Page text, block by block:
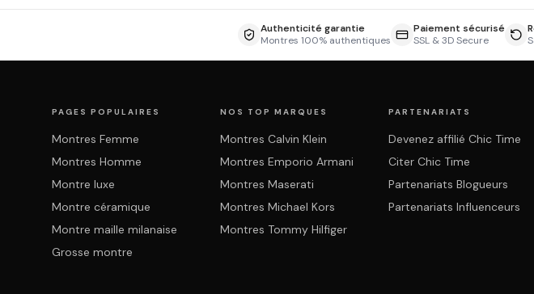
Authenticité garantie
Montres 100% authentiques
Paiement sécurisé
SSL & 3D Secure
PAGES POPULAIRES
Montres Femme
Montres Homme
Montre luxe
Montre céramique
Montre maille milanaise
Grosse montre
NOS TOP MARQUES
Montres Calvin Klein
Montres Emporio Armani
Montres Maserati
Montres Michael Kors
Montres Tommy Hilfiger
PARTENARIATS
Devenez affilié Chic Time
Citer Chic Time
Partenariats Blogueurs
Partenariats Influenceurs